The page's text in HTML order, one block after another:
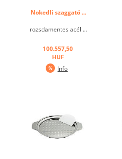
Nokedli szaggató ...
rozsdamentes acél ...
100.557,50
HUF
Info